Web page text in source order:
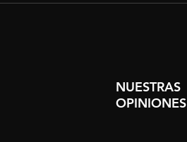
NUESTRAS
OPINIONES